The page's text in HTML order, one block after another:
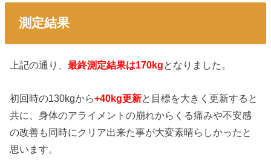
測定結果
上記の通り、最終測定結果は170kgとなりました。
初回時の130kgから+40kg更新と目標を大きく更新すると
共に、身体のアライメントの崩れからくる痛みや不安感
の改善も同時にクリア出来た事が大変素晴らしかったと
思います。